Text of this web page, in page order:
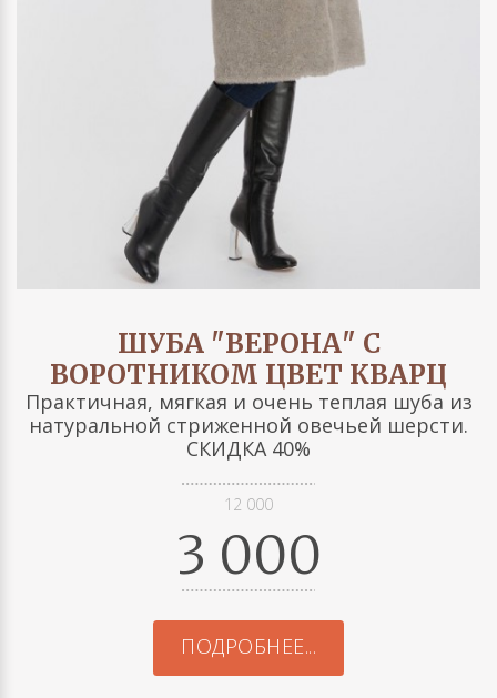
ШУБА "ВЕРОНА" С
ВОРОТНИКОМ ЦВЕТ КВАРЦ
Практичная, мягкая и очень теплая шуба из
натуральной стриженной овечьей шерсти.
СКИДКА 40%
12 000
3 000
ПОДРОБНЕЕ...